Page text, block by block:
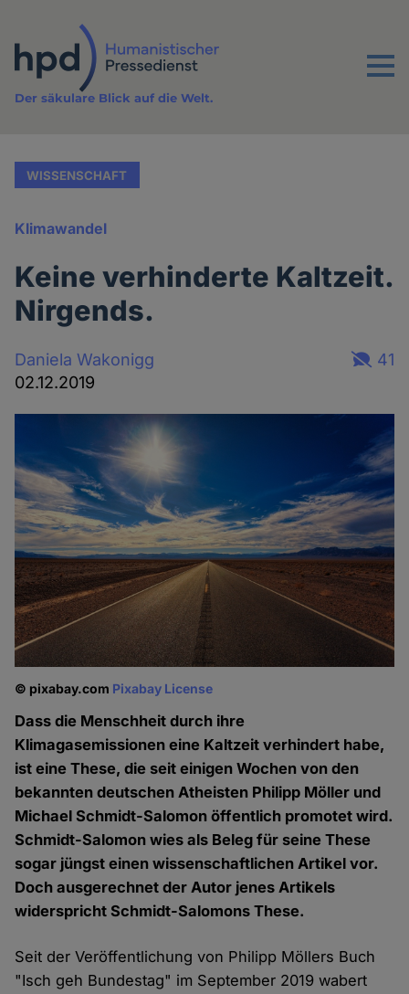
Inhalt
Menu
Der säkulare Blick auf die Welt.
WISSENSCHAFT
Klimawandel
Keine verhinderte Kaltzeit.
Nirgends.
Daniela Wakonigg
02.12.2019
41
© pixabay.com Pixabay License
Dass die Menschheit durch ihre
Klimagasemissionen eine Kaltzeit verhindert habe,
ist eine These, die seit einigen Wochen von den
bekannten deutschen Atheisten Philipp Möller und
Michael Schmidt-Salomon öffentlich promotet wird.
Schmidt-Salomon wies als Beleg für seine These
sogar jüngst einen wissenschaftlichen Artikel vor.
Doch ausgerechnet der Autor jenes Artikels
widerspricht Schmidt-Salomons These.
Seit der Veröffentlichung von Philipp Möllers Buch
"Isch geh Bundestag" im September 2019 wabert